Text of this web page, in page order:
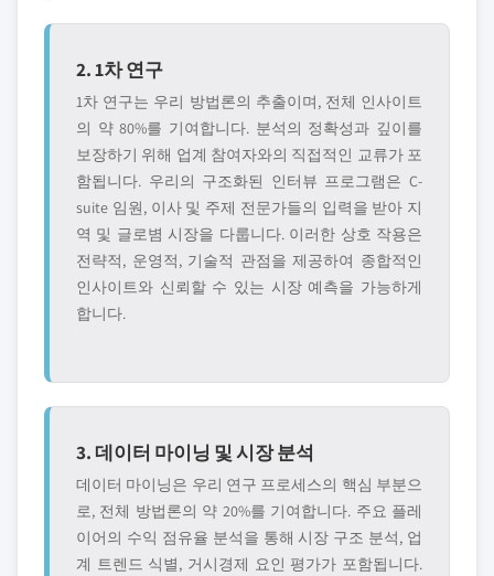
2. 1차 연구
1차 연구는 우리 방법론의 추출이며, 전체 인사이트
의 약 80%를 기여합니다. 분석의 정확성과 깊이를
보장하기 위해 업계 참여자와의 직접적인 교류가 포
함됩니다. 우리의 구조화된 인터뷰 프로그램은 C-
suite 임원, 이사 및 주제 전문가들의 입력을 받아 지
역 및 글로볌 시장을 다룹니다. 이러한 상호 작용은
전략적, 운영적, 기술적 관점을 제공하여 종합적인
인사이트와 신뢰할 수 있는 시장 예측을 가능하게
합니다.
3. 데이터 마이닝 및 시장 분석
데이터 마이닝은 우리 연구 프로세스의 핵심 부분으
로, 전체 방법론의 약 20%를 기여합니다. 주요 플레
이어의 수익 점유율 분석을 통해 시장 구조 분석, 업
계 트렌드 식별, 거시경제 요인 평가가 포함됩니다.